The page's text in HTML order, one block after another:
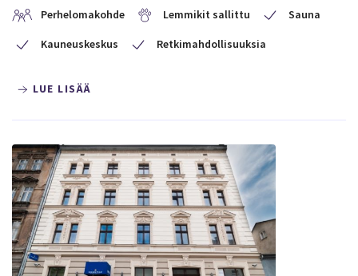
Perhelomakohde Lemmikit sallittu Sauna
Kauneuskeskus Retkimahdollisuuksia
LUE LISÄÄ